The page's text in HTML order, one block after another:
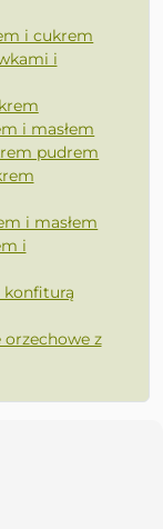
i cukrem
i
i masłem
pudrem
i masłem
i
konfiturą
z